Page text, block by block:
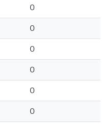
0
0
0
0
0
0